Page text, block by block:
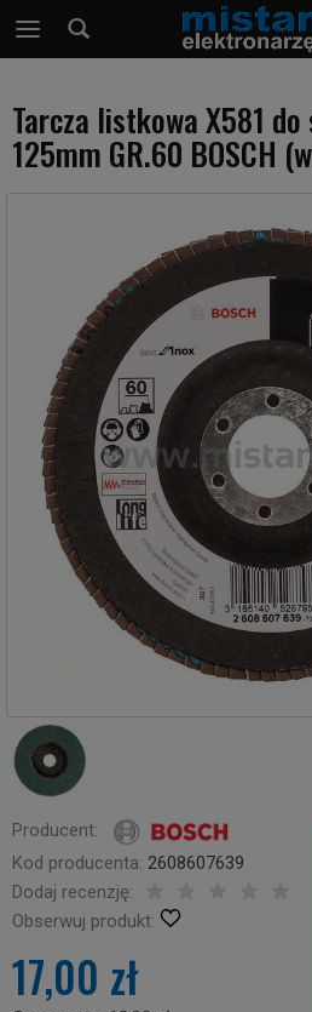
Tarcza listkowa X581
125mm GR.60 BOSCH
Producent:
Kod producenta: 2608607639
Dodaj recenzję:
Obserwuj produkt:
17,00 zł